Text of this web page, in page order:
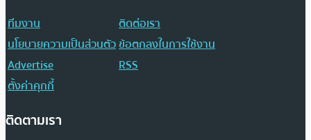
ทีมงาน
ติดต่อเรา
นโยบายความเป็นส่วนตัวข้อตกลงในการใช้งาน
Advertise
RSS
ตั้งค่าคุกกี้
ติดตามเรา